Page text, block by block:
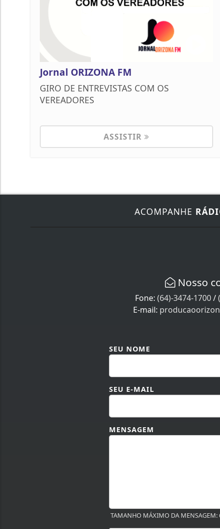
Jornal ORIZONA FM
GIRO DE ENTREVISTAS COM OS
VEREADORES
ASSISTIR
ACOMPANHE
Nosso
Fone:(64)-3474-1700/
E-mail:
SEU NOME
SEU E-MAIL
MENSAGEM
TAMANHO MÁXIMO DA MENSAGEM: